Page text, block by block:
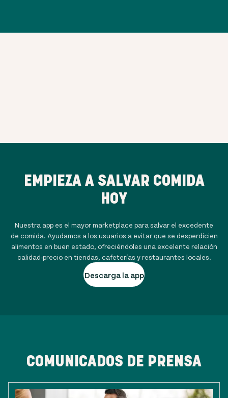
EMPIEZA A SALVAR COMIDA
HOY
Nuestra app es el mayor marketplace para salvar el excedente
de comida. Ayudamos a los usuarios a evitar que se desperdicien
alimentos en buen estado, ofreciéndoles una excelente relación
calidad-precio en tiendas, cafeterías y restaurantes locales.
Descarga la app
COMUNICADOS DE PRENSA